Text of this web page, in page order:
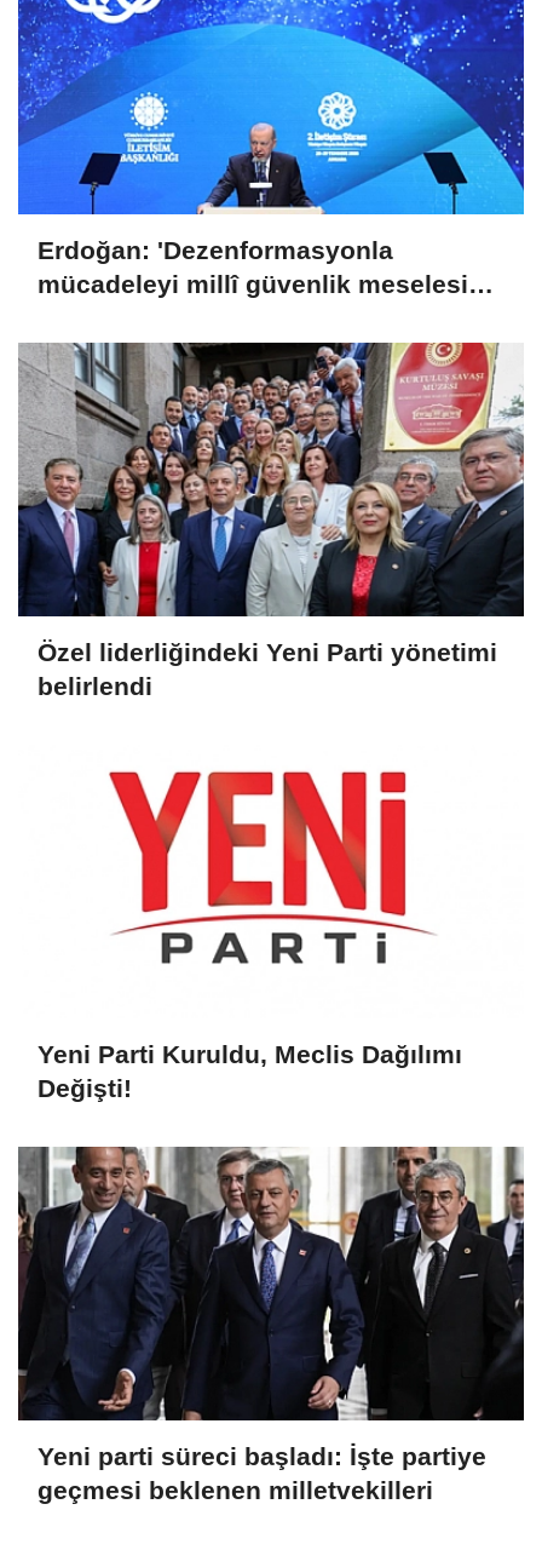
Erdoğan: 'Dezenformasyonla
mücadeleyi millî güvenlik meselesi
Özel liderliğindeki Yeni Parti yönetimi
belirlendi
Yeni Parti Kuruldu, Meclis Dağılımı
Değişti!
Yeni parti süreci başladı: İşte partiye
geçmesi beklenen milletvekilleri